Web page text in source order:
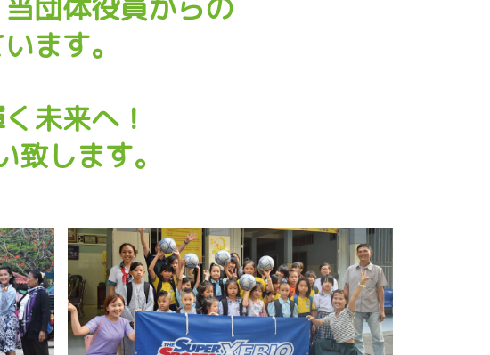
団体役員からの
ます。
未来へ！
します。